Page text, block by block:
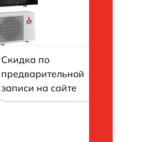
Скидка по
предварительной
записи на сайте